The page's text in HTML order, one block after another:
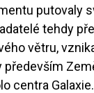
putovaly
tehdy
větru,
centra